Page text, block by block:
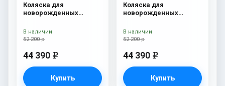
Коляска для
новорожденных
сумка Sahara
52 200 р
44 390 e
Купить
В наличии
Коляска для
новорожденных
сумка Grey
52 200 р
44 390 e
Купить
В наличии